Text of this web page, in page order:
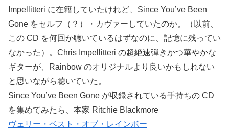
Impellitteri に在籍していたけれど、Since You’ve Been
Gone をセルフ（？）・カヴァーしていたのか。（以前、
この CD を何回か聴いているはずなのに、記憶に残ってい
なかった）。Chris Impellitteri の超絶速弾きかつ華やかな
ギターが、Rainbow のオリジナルより良いかもしれない
と思いながら聴いていた。
Since You’ve Been Gone が収録されている手持ちの CD
を集めてみたら、本家 Ritchie Blackmore
ヴェリー・ベスト・オブ・レインボー